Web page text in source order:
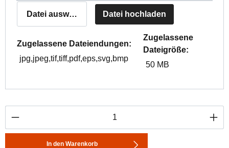
Datei auswählen Datei hochladen
Zugelassene Dateiendungen:
jpg,jpeg,tif,tiff,pdf,eps,svg,bmp
Zugelassene
Dateigröße:
50 MB
Produkt Anzahl: Gib den gewünschten
In den Warenkorb